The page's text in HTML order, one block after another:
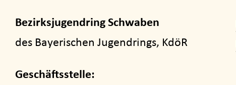
Bezirksjugendring Schwaben
des Bayerischen Jugendrings, KdöR
Geschäftsstelle: